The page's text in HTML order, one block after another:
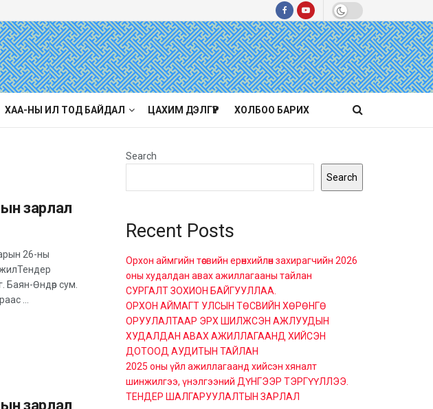
ХАА-НЫ ИЛ ТОД БАЙДАЛ ЦАХИМ ДЭЛГҮҮР ХОЛБОО БАРИХ
зарлал
26-ны
Өндөр сум.
...
зарлал
Search
Search
Recent Posts
Орхон аймгийн төсвийн ерөнхийлөн захирагчийн 2026
оны худалдан авах ажиллагааны тайлан
СУРГАЛТ ЗОХИОН БАЙГУУЛЛАА.
ОРХОН АЙМАГТ УЛСЫН ТӨСВИЙН ХӨРӨНГӨ
ОРУУЛАЛТААР ЭРХ ШИЛЖСЭН АЖЛУУДЫН
ХУДАЛДАН АВАХ АЖИЛЛАГААНД ХИЙСЭН
ДОТООД АУДИТЫН ТАЙЛАН
2025 оны үйл ажиллагаанд хийсэн хяналт
шинжилгээ, үнэлгээний ДҮНГЭЭР ТЭРГҮҮЛЛЭЭ.
ТЕНДЕР ШАЛГАРУУЛАЛТЫН ЗАРЛАЛ